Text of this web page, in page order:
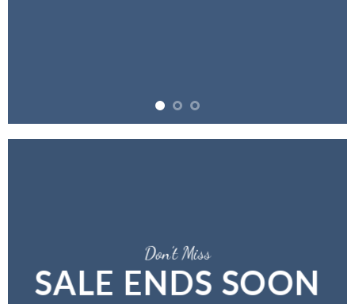
Don’t Miss
SALE ENDS SOON